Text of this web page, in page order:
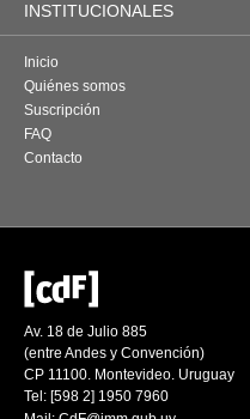
INSTITUCIONALES
Inicio
Quiénes somos
Suscripción
FAQ
Contacto
Av. 18 de Julio 885
(entre Andes y Convención)
CP 11100. Montevideo. Uruguay
Tel: [598 2] 1950 7960